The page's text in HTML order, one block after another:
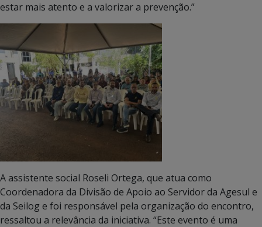
estar mais atento e a valorizar a prevenção.”
A assistente social Roseli Ortega, que atua como
Coordenadora da Divisão de Apoio ao Servidor da Agesul e
da Seilog e foi responsável pela organização do encontro,
ressaltou a relevância da iniciativa. “Este evento é uma